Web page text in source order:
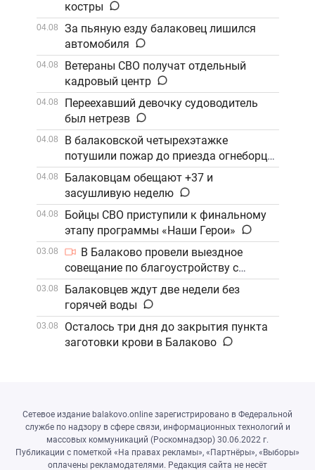
костры
04.08
За пьяную езду балаковец лишился
автомобиля
04.08
Ветераны СВО получат отдельный
кадровый центр
04.08
Переехавший девочку судоводитель
был нетрезв
04.08
В балаковской четырехэтажке
потушили пожар до приезда огнеборцев
04.08
Балаковцам обещают +37 и
засушливую неделю
04.08
Бойцы СВО приступили к финальному
этапу программы «Наши Герои»
03.08
В Балаково провели выездное
совещание по благоустройству с
участием компании «ФосАгро»
03.08
Балаковцев ждут две недели без
горячей воды
03.08
Осталось три дня до закрытия пункта
заготовки крови в Балаково
Сетевое издание balakovo.online зарегистрировано в Федеральной
службе по надзору в сфере связи, информационных технологий и
массовых коммуникаций (Роскомнадзор) 30.06.2022 г.
Публикации с пометкой «На правах рекламы», «Партнёры», «Выборы»
оплачены рекламодателями. Редакция сайта не несёт